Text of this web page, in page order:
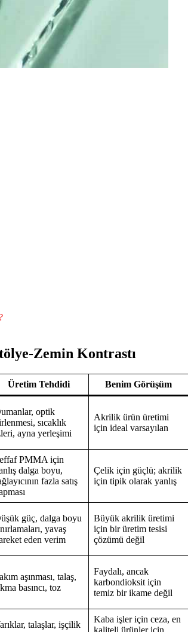
Zemin Kontrastı
Üretim Tehdidi Benim Görüşüm
optik
sıcaklık
ayna yerleşimi
Akrilik ürün üretimi
için ideal varsayılan
PMMA için
dalga boyu,
fazla satış
Çelik için güçlü; akrilik
için tipik olarak yanlış
güç, dalga boyu
yavaş
eden verim
Büyük akrilik üretimi
için bir üretim tesisi
çözümü değil
aşınması, talaş,
basıncı, toz
Faydalı, ancak
karbondioksit için
temiz bir ikame değil
talaşlar, işçilik
Kaba işler için ceza, en